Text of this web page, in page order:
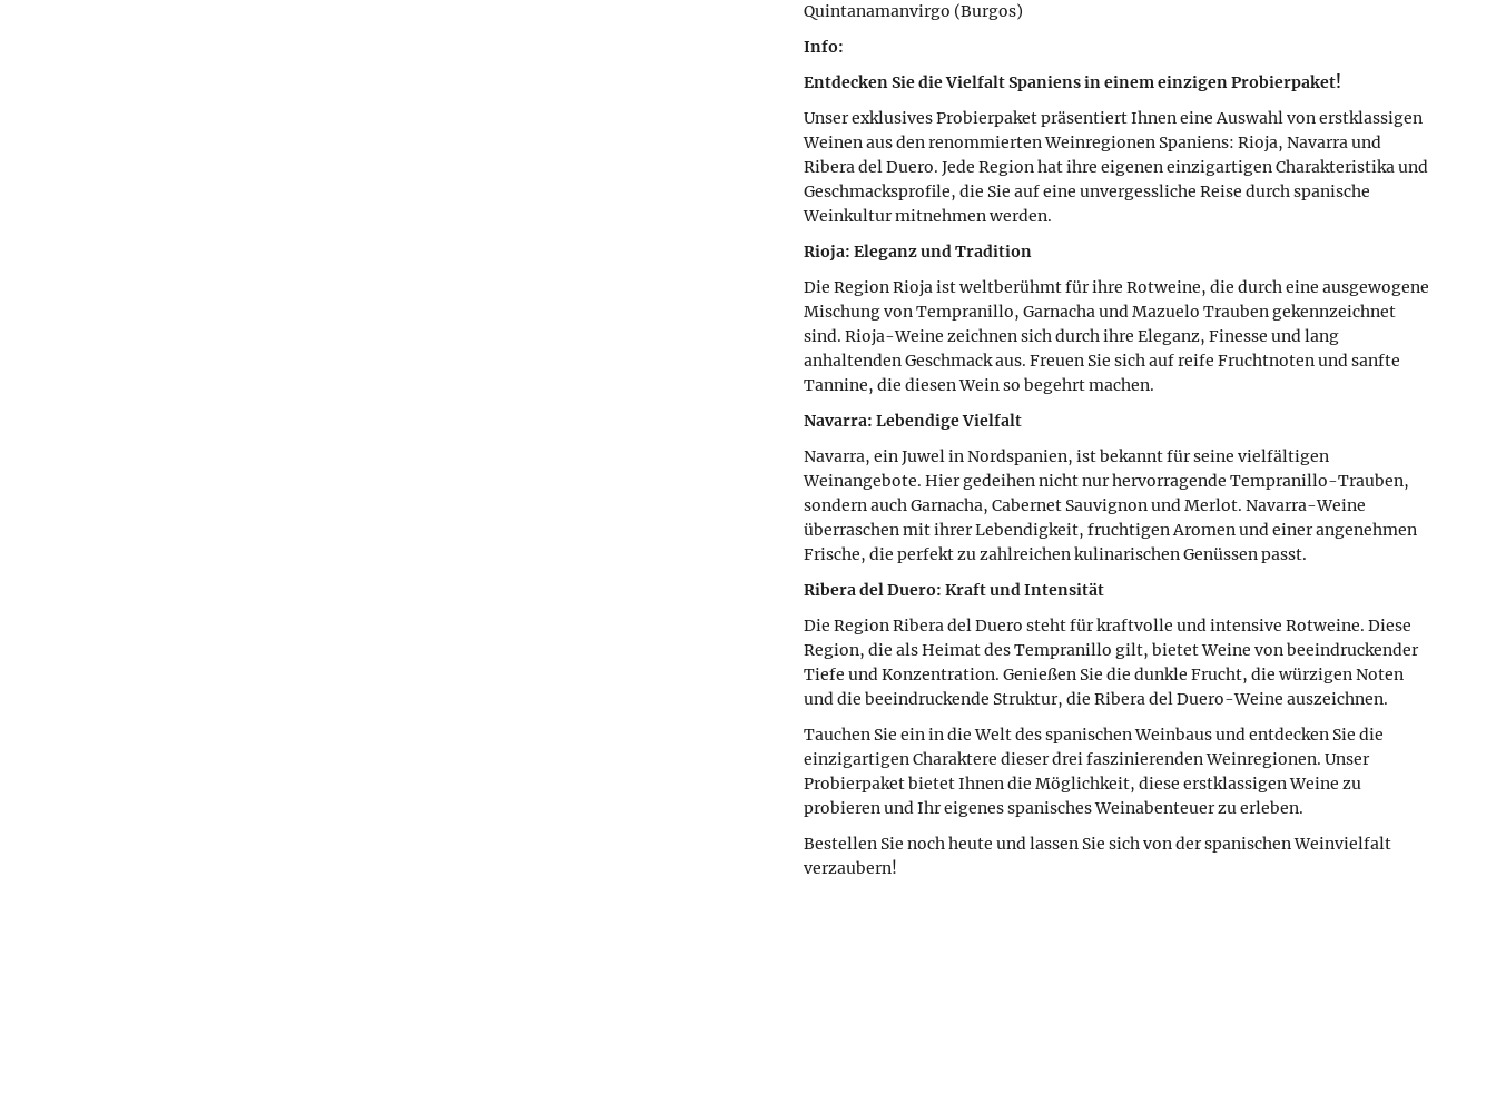
Quintanamanvirgo (Burgos)
Info:
Entdecken Sie die Vielfalt Spaniens in einem einzigen Probierpaket!
Unser exklusives Probierpaket präsentiert Ihnen eine Auswahl von erstklassigen
Weinen aus den renommierten Weinregionen Spaniens: Rioja, Navarra und
Ribera del Duero. Jede Region hat ihre eigenen einzigartigen Charakteristika und
Geschmacksprofile, die Sie auf eine unvergessliche Reise durch spanische
Weinkultur mitnehmen werden.
Rioja: Eleganz und Tradition
Die Region Rioja ist weltberühmt für ihre Rotweine, die durch eine ausgewogene
Mischung von Tempranillo, Garnacha und Mazuelo Trauben gekennzeichnet
sind. Rioja-Weine zeichnen sich durch ihre Eleganz, Finesse und lang
anhaltenden Geschmack aus. Freuen Sie sich auf reife Fruchtnoten und sanfte
Tannine, die diesen Wein so begehrt machen.
Navarra: Lebendige Vielfalt
Navarra, ein Juwel in Nordspanien, ist bekannt für seine vielfältigen
Weinangebote. Hier gedeihen nicht nur hervorragende Tempranillo-Trauben,
sondern auch Garnacha, Cabernet Sauvignon und Merlot. Navarra-Weine
überraschen mit ihrer Lebendigkeit, fruchtigen Aromen und einer angenehmen
Frische, die perfekt zu zahlreichen kulinarischen Genüssen passt.
Ribera del Duero: Kraft und Intensität
Die Region Ribera del Duero steht für kraftvolle und intensive Rotweine. Diese
Region, die als Heimat des Tempranillo gilt, bietet Weine von beeindruckender
Tiefe und Konzentration. Genießen Sie die dunkle Frucht, die würzigen Noten
und die beeindruckende Struktur, die Ribera del Duero-Weine auszeichnen.
Tauchen Sie ein in die Welt des spanischen Weinbaus und entdecken Sie die
einzigartigen Charaktere dieser drei faszinierenden Weinregionen. Unser
Probierpaket bietet Ihnen die Möglichkeit, diese erstklassigen Weine zu
probieren und Ihr eigenes spanisches Weinabenteuer zu erleben.
Bestellen Sie noch heute und lassen Sie sich von der spanischen Weinvielfalt
verzaubern!